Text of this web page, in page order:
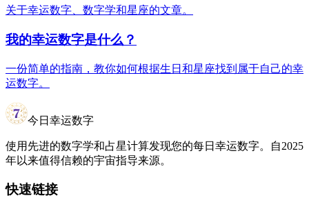
关于幸运数字、数字学和星座的文章。
我的幸运数字是什么？
一份简单的指南，教你如何根据生日和星座找到属于自己的幸
运数字。
今日幸运数字
使用先进的数字学和占星计算发现您的每日幸运数字。自2025
年以来值得信赖的宇宙指导来源。
快速链接